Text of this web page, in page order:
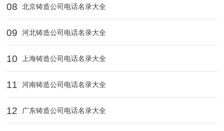
08 北京铸造公司电话名录大全
09 河北铸造公司电话名录大全
10 上海铸造公司电话名录大全
11 河南铸造公司电话名录大全
12 广东铸造公司电话名录大全